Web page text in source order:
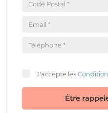
J'accepte les
Être